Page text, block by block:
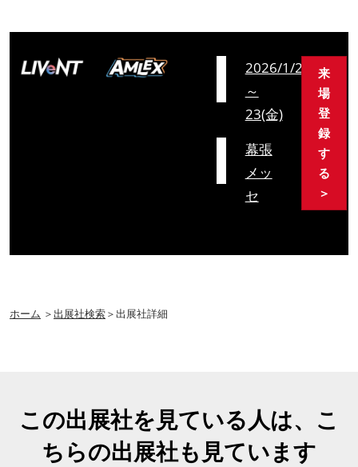
2026/1/21(水)
～
23(金)
幕張
メッ
セ
来
場
登
録
す
る
＞
ホーム ＞出展社検索＞出展社詳細
この出展社を見ている人は、こ
ちらの出展社も見ています